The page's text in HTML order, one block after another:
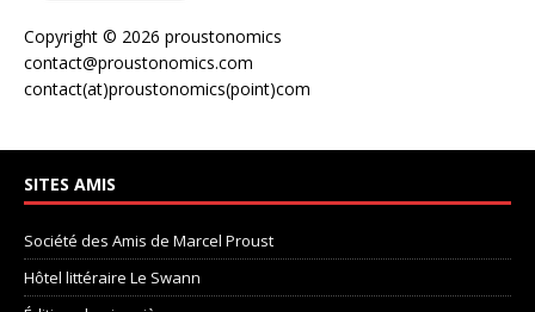
Copyright © 2026 proustonomics
contact@proustonomics.com
contact(at)proustonomics(point)com
SITES AMIS
Société des Amis de Marcel Proust
Hôtel littéraire Le Swann